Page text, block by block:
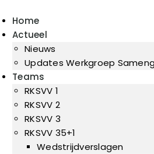
Home
Actueel
Nieuws
Updates Werkgroep
Teams
RKSVV 1
RKSVV 2
RKSVV 3
RKSVV 35+1
Wedstrijdverslagen